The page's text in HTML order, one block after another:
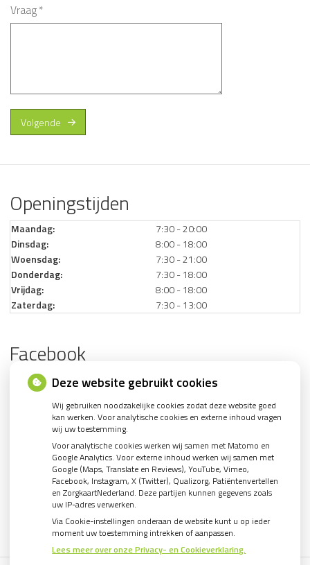
Vraag*
Volgende
Openingstijden
Maandag:
7:30 - 20:00
Dinsdag:
8:00 - 18:00
Woensdag:
7:30 - 21:00
Donderdag:
7:30 - 18:00
Vrijdag:
8:00 - 18:00
Zaterdag:
7:30 - 13:00
Facebook
U heeft geen toestemming gegeven voor de
analytische cookies
zien.
Cookie-instellingen wijzigen
Deze website gebruikt cookies
Wij gebruiken noodzakelijke cookies zodat deze website goed
kan werken. Voor analytische cookies en externe inhoud vragen
wij uw toestemming.
Voor analytische cookies werken wij samen met Matomo en
Google Analytics. Voor externe inhoud werken wij samen met
Google (Maps, Translate en Reviews), YouTube, Vimeo,
Facebook, Instagram, X (Twitter), Qualizorg, Patiëntenvertellen
en ZorgkaartNederland. Deze partijen kunnen gegevens zoals
uw IP-adres verwerken.
Via Cookie-instellingen onderaan de website kunt u op ieder
moment uw toestemming intrekken of aanpassen.
Lees meer over onze Privacy- en Cookieverklaring.